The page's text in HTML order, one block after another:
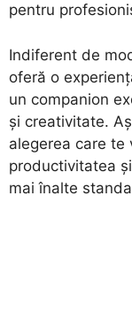
pentru
Indiferent de
oferă o
un companion
și creativitate.
alegerea care te
productivitatea
mai înalte